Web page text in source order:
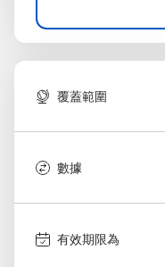
覆蓋範圍
數據
有效期限為